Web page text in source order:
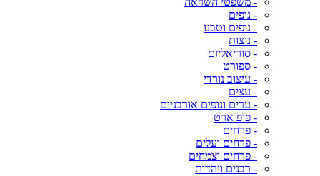
- נופים
- נופים וטבע
- נוצות
- סוריאליזם
- ספורט
- עיצוב נורדי
- עצים
- ערים ונופים אורבניים
- פופ ארט
- פרחים
- פרחים ועלים
- פרחים וצמחים
- רבנים ויהדות